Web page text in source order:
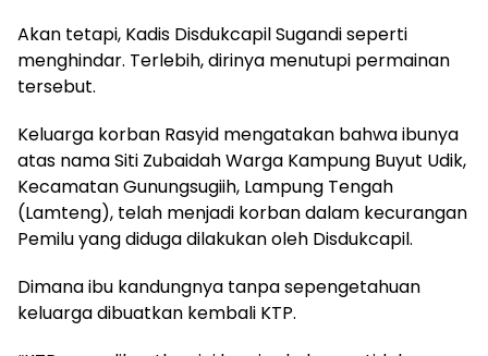
Akan tetapi, Kadis Disdukcapil Sugandi seperti
menghindar. Terlebih, dirinya menutupi permainan
tersebut.
Keluarga korban Rasyid mengatakan bahwa ibunya
atas nama Siti Zubaidah Warga Kampung Buyut Udik,
Kecamatan Gunungsugiih, Lampung Tengah
(Lamteng), telah menjadi korban dalam kecurangan
Pemilu yang diduga dilakukan oleh Disdukcapil.
Dimana ibu kandungnya tanpa sepengetahuan
keluarga dibuatkan kembali KTP.